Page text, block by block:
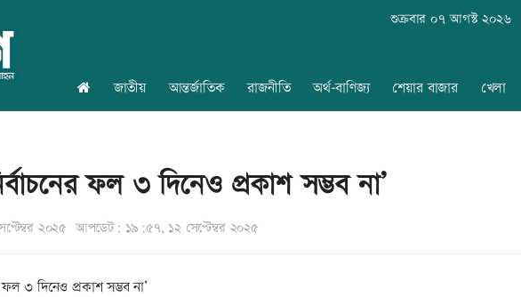
শুক্রবার ০৭ আগস্ট ২০২৬
জাতীয় আন্তর্জাতিক রাজনীতি অর্থ-বাণিজ্য শেয়ার বাজার খেলা
ফল ৩ দিনেও প্রকাশ সম্ভব না’
২০২৫ আপডেট: ১৯:৫৭, ১২ সেপ্টেম্বর ২০২৫